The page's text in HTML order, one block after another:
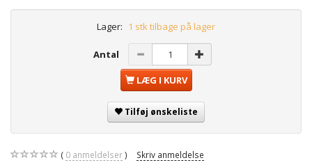
Lager: 1 stk tilbage på lager
Antal
LÆG I KURV
Tilføj ønskeliste
0 anmeldelser Skriv anmeldelse